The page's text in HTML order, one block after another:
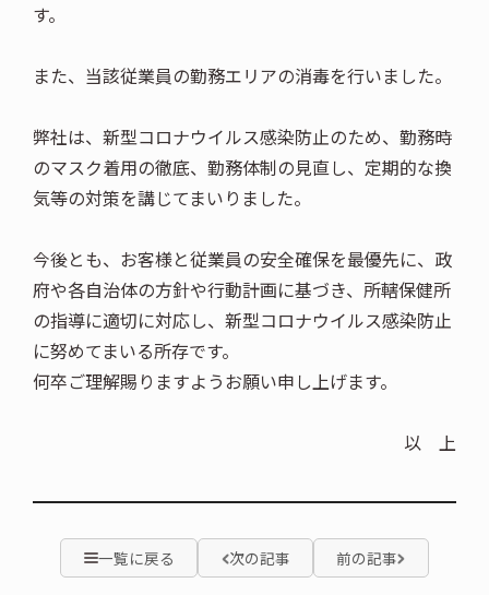
す。
また、当該従業員の勤務エリアの消毒を行いました。
弊社は、新型コロナウイルス感染防止のため、勤務時
のマスク着用の徹底、勤務体制の見直し、定期的な換
気等の対策を講じてまいりました。
今後とも、お客様と従業員の安全確保を最優先に、政
府や各自治体の方針や行動計画に基づき、所轄保健所
の指導に適切に対応し、新型コロナウイルス感染防止
に努めてまいる所存です。
何卒ご理解賜りますようお願い申し上げます。
以 上
一覧に戻る 次の記事 前の記事